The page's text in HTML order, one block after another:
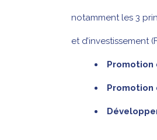
notamment les 3
et d’investissement
Promotion
Promotion